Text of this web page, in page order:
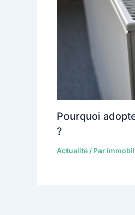
Pourquoi
?
Actualité / Par